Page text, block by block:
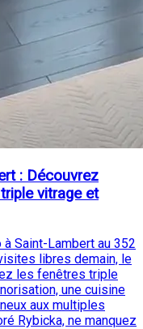
: Découvrez
vitrage et
Saint-Lambert au 352
libres demain, le
les fenêtres triple
une cuisine
aux multiples
Rybicka, ne manquez